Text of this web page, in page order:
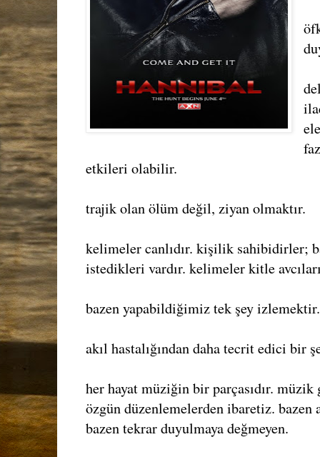
etkileri olabilir.
trajik olan ölüm değil, ziyan olmaktır.
kelimeler canlıdır. kişilik sahibidirler;
istedikleri vardır. kelimeler kitle
bazen yapabildiğimiz tek şey izlemektir.
akıl hastalığından daha tecrit edici bir
her hayat müziğin bir parçasıdır.
özgün düzenlemelerden ibaretiz. bazen
bazen tekrar duyulmaya değmeyen.